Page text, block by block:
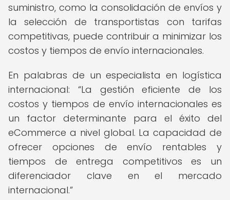
suministro, como la consolidación de envíos y
la selección de transportistas con tarifas
competitivas, puede contribuir a minimizar los
costos y tiempos de envío internacionales.
En palabras de un especialista en logística
internacional:
La gestión eficiente de los
costos y tiempos de envío internacionales es
un factor determinante para el éxito del
eCommerce a nivel global. La capacidad de
ofrecer opciones de envío rentables y
tiempos de entrega competitivos es un
diferenciador clave en el mercado
internacional.